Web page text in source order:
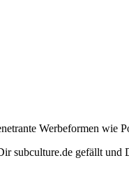
Werbeformen wie
subculture.de gefällt und